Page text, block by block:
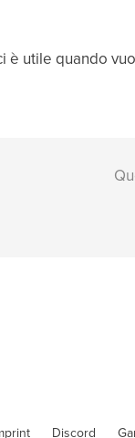
è utile quando
Discord